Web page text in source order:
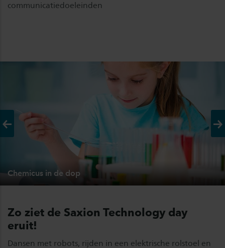
communicatiedoeleinden
Vorige
Chemicus in de dop
Zo ziet de Saxion Technology day
eruit!
Dansen met robots, rijden in een elektrische rolstoel en